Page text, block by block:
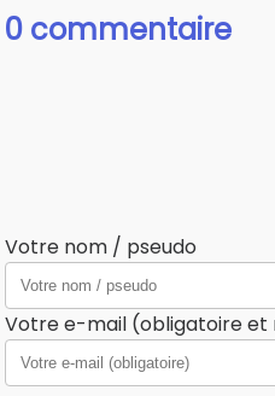
0 commentaire
Votre nom / pseudo
Votre e-mail (obligatoire et